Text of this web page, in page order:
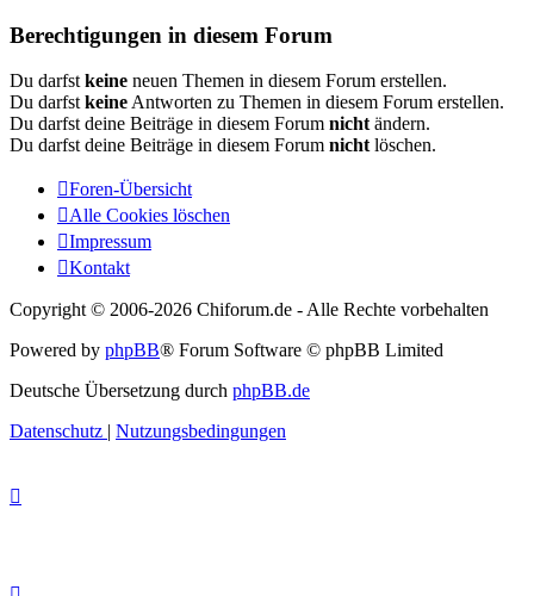
Berechtigungen in diesem Forum
Du darfst keine neuen Themen in diesem Forum erstellen.
Du darfst keine Antworten zu Themen in diesem Forum erstellen.
Du darfst deine Beiträge in diesem Forum nicht ändern.
Du darfst deine Beiträge in diesem Forum nicht löschen.
Foren-Übersicht
Alle Cookies löschen
Impressum
Kontakt
Copyright © 2006-2026 Chiforum.de - Alle Rechte vorbehalten
Powered by phpBB® Forum Software © phpBB Limited
Deutsche Übersetzung durch phpBB.de
Datenschutz | Nutzungsbedingungen